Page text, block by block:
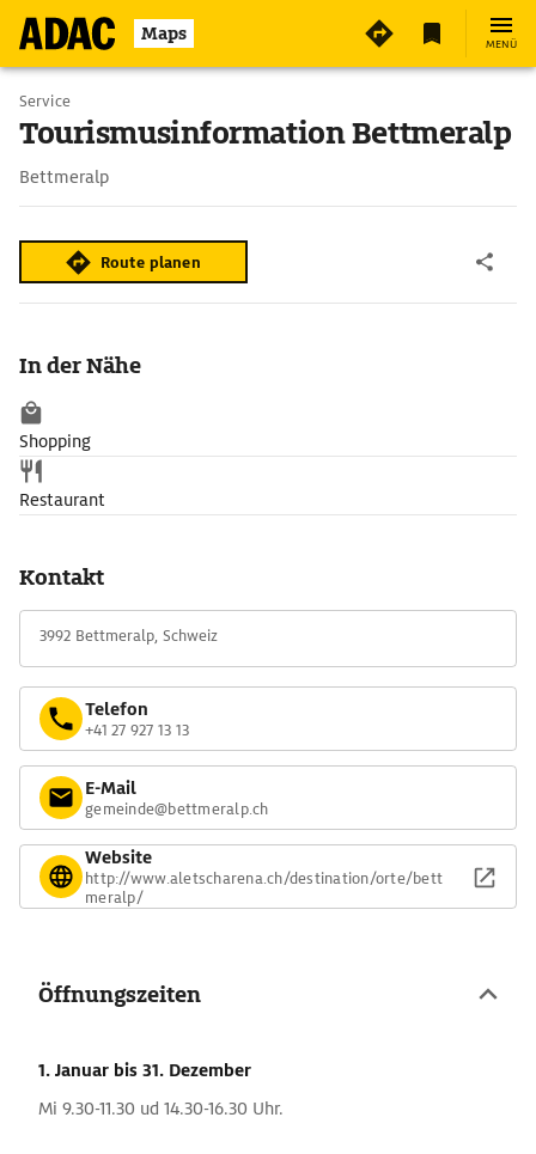
Maps MENÜ
Service
Tourismusinformation Bettmeralp
Bettmeralp
Route planen
In der Nähe
Shopping
Restaurant
Kontakt
3992 Bettmeralp, Schweiz
Telefon
+41 27 927 13 13
E-Mail
gemeinde@bettmeralp.ch
Website
http://www.aletscharena.ch/destination/orte/bett
meralp/
Öffnungszeiten
1. Januar bis 31. Dezember
Mi 9.30-11.30 ud 14.30-16.30 Uhr.